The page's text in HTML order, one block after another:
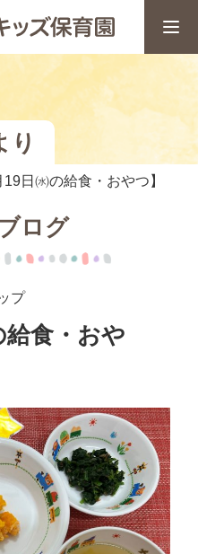
り
日㈬の給食・おやつ】
ログ
プ
給食・おや